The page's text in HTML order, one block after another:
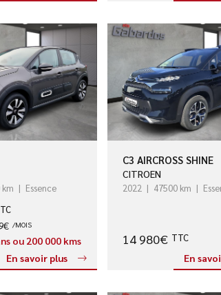
km Essence
/MOIS
ou 200 000 kms
En savoir plus
C3 AIRCROSS SHINE
CITROEN
2022 47500 km
14 980€ TTC
En